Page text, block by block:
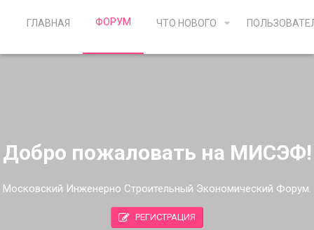
ГЛАВНАЯ ФОРУМ ЧТО НОВОГО
Добро пожаловать на МИСЭФ!
Московский Инженерно Строительный Экономический Форум.
РЕГИСТРАЦИЯ